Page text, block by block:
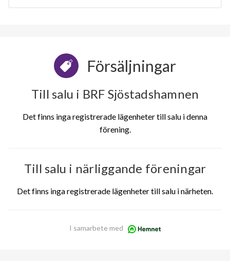
Försäljningar
Till salu i BRF Sjöstadshamnen
Det finns inga registrerade lägenheter till salu i denna
förening.
Till salu i närliggande föreningar
Det finns inga registrerade lägenheter till salu i närheten.
I samarbete med